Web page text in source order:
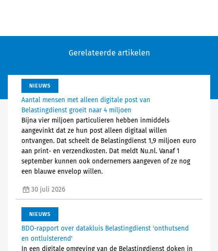
Gerelateerde artikelen
NIEUWS
Aantal mensen met alleen digitale post van
Belastingdienst groeit naar 4 miljoen
Bijna vier miljoen particulieren hebben inmiddels
aangevinkt dat ze hun post alleen digitaal willen
ontvangen. Dat scheelt de Belastingdienst 1,9 miljoen euro
aan print- en verzendkosten. Dat meldt Nu.nl. Vanaf 1
september kunnen ook ondernemers aangeven of ze nog
een blauwe envelop willen.
30 juli 2026
NIEUWS
BDO-rapport over datakluis Belastingdienst 'onthutsend
en ontluisterend'
In een digitale omgeving van de Belastingdienst doken in